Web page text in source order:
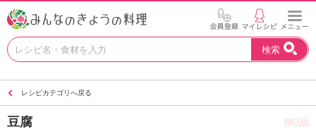
お
い
検索
レシピカテゴリへ戻る
豆腐 882品